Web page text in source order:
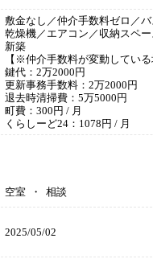
敷金なし／仲介手数料ゼロ／
乾燥機／エアコン／収納スペ
新築
【※仲介手数料が変動してい
鍵代：2万2000円
更新事務手数料：2万2000円
退去時清掃費：5万5000円
町費：300円 / 月
くらしーど24：1078円 / 月
空室 ・ 相談
2025/05/02